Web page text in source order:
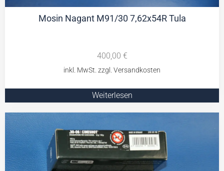
Mosin Nagant M91/30 7,62x54R Tula
400,00 €
Weiterlesen